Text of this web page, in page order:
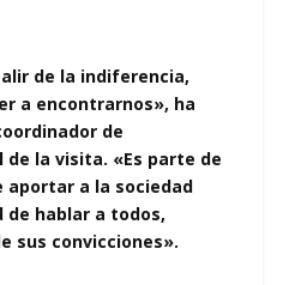
de la indiferencia,
a encontrarnos», ha
de
de la visita. «Es parte de
aportar a la sociedad
de hablar a todos,
sus convicciones».